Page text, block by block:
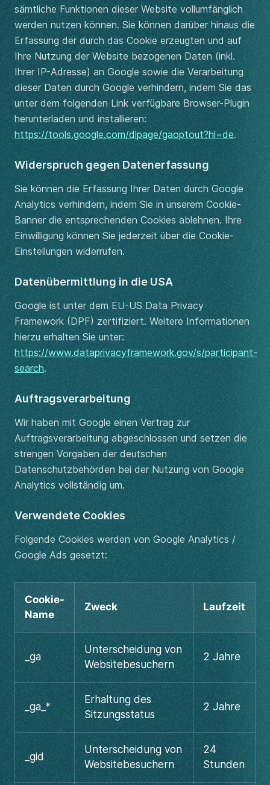
sämtliche Funktionen dieser Website vollumfänglich
werden nutzen können. Sie können darüber hinaus die
Erfassung der durch das Cookie erzeugten und auf
Ihre Nutzung der Website bezogenen Daten (inkl.
Ihrer IP-Adresse) an Google sowie die Verarbeitung
dieser Daten durch Google verhindern, indem Sie das
unter dem folgenden Link verfügbare Browser-Plugin
herunterladen und installieren:
https://tools.google.com/dlpage/gaoptout?hl=de.
Widerspruch gegen Datenerfassung
Sie können die Erfassung Ihrer Daten durch Google
Analytics verhindern, indem Sie in unserem Cookie-
Banner die entsprechenden Cookies ablehnen. Ihre
Einwilligung können Sie jederzeit über die Cookie-
Einstellungen widerrufen.
Datenübermittlung in die USA
Google ist unter dem EU-US Data Privacy
Framework (DPF) zertifiziert. Weitere Informationen
hierzu erhalten Sie unter:
https://www.dataprivacyframework.gov/s/participant-
search.
Auftragsverarbeitung
Wir haben mit Google einen Vertrag zur
Auftragsverarbeitung abgeschlossen und setzen die
strengen Vorgaben der deutschen
Datenschutzbehörden bei der Nutzung von Google
Analytics vollständig um.
Verwendete Cookies
Folgende Cookies werden von Google Analytics /
Google Ads gesetzt:
Cookie-
Name
Zweck Laufzeit
_ga
Unterscheidung von
Websitebesuchern
2 Jahre
_ga_*
Erhaltung des
Sitzungsstatus
2 Jahre
_gid
Unterscheidung von
Websitebesuchern
24
Stunden